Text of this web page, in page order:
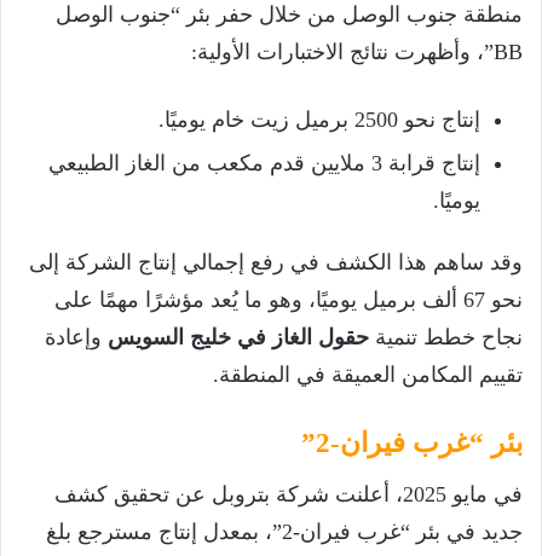
منطقة جنوب الوصل من خلال حفر بئر “جنوب الوصل
BB”، وأظهرت نتائج الاختبارات الأولية:
إنتاج نحو 2500 برميل زيت خام يوميًا.
إنتاج قرابة 3 ملايين قدم مكعب من الغاز الطبيعي
يوميًا.
وقد ساهم هذا الكشف في رفع إجمالي إنتاج الشركة إلى
نحو 67 ألف برميل يوميًا، وهو ما يُعد مؤشرًا مهمًا على
نجاح خطط تنمية حقول الغاز في خليج السويس وإعادة
تقييم المكامن العميقة في المنطقة.
بئر “غرب فيران-2”
في مايو 2025، أعلنت شركة بتروبل عن تحقيق كشف
جديد في بئر “غرب فيران-2”، بمعدل إنتاج مسترجع بلغ